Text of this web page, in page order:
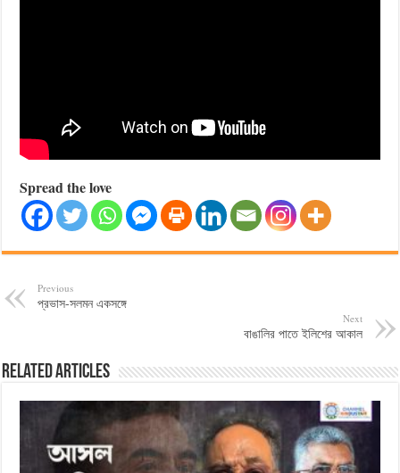
Spread the love
Previous
প্রভাস-সলমন একসঙ্গে
Next
বাঙালির পাতে ইলিশের আকাল
Related Articles